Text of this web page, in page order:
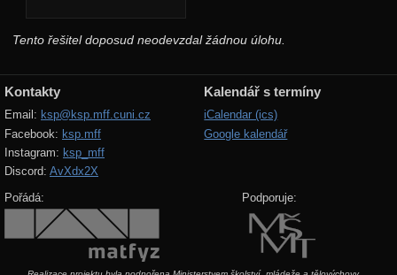
Tento řešitel doposud neodevzdal žádnou úlohu.
Kontakty
Email: ksp@ksp.mff.cuni.cz
Facebook: ksp.mff
Instagram: ksp_mff
Discord: AvXdx2X
Kalendář s termíny
iCalendar (ics)
Google kalendář
Pořádá: Podporuje: